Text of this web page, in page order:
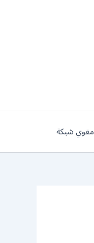
مقوي شبكة